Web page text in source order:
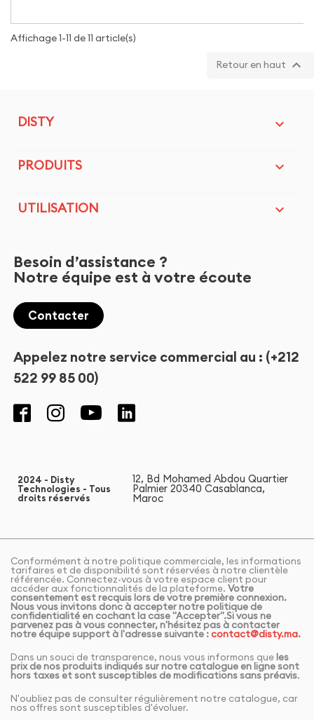
Affichage 1-11 de 11 article(s)
Retour en haut 
DISTY 
PRODUITS 
UTILISATION 
Besoin d’assistance ?
Notre équipe est à votre écoute
Contacter
Appelez notre service commercial au : (+212
522 99 85 00)
2024 - Disty
Technologies - Tous
droits réservés
12, Bd Mohamed Abdou Quartier
Palmier 20340 Casablanca,
Maroc
Conformément à notre politique commerciale, les informations
tarifaires et de disponibilité sont réservées à notre clientèle
référencée. Connectez-vous à votre espace client pour
accéder aux fonctionnalités de la plateforme. Votre
consentement est recquis lors de votre première connexion.
Nous vous invitons donc à accepter notre politique de
confidentialité en cochant la case "Accepter".Si vous ne
parvenez pas à vous connecter, n'hésitez pas à contacter
notre équipe support à l'adresse suivante :contact@disty.ma.
Dans un souci de transparence, nous vous informons que les
prix de nos produits indiqués sur notre catalogue en ligne sont
hors taxes et sont susceptibles de modifications sans préavis.
N'oubliez pas de consulter régulièrement notre catalogue, car
nos offres sont susceptibles d'évoluer.